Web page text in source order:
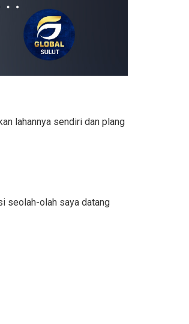
lahannya sendiri dan plang
seolah-olah saya datang